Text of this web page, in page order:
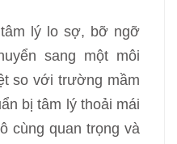
lý lo sợ, bỡ ngỡ
sang một môi
so với trường mầm
bị tâm lý thoải mái
cùng quan trọng và